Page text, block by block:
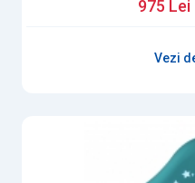
975 Lei
Vezi